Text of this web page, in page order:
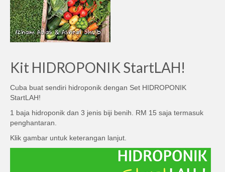
Kit HIDROPONIK StartLAH!
Cuba buat sendiri hidroponik dengan Set HIDROPONIK
StartLAH!
1 baja hidroponik dan 3 jenis biji benih. RM 15 saja termasuk
penghantaran.
Klik gambar untuk keterangan lanjut.